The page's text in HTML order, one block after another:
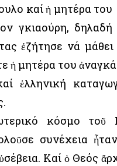
καί ἡ μητέρα του
γκιαούρη, δηλαδή
ἐζήτησε νά
ἡ μητέρα του
ἑλληνική
κόσμο τοῦ
συνέχεια
Καί ὁ Θεός